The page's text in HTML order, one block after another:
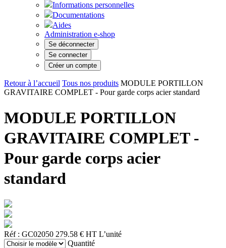
Informations personnelles
Documentations
Aides
Administration e-shop
Se déconnecter
Se connecter
Créer un compte
Retour à l’accueil Tous nos produits MODULE PORTILLON
GRAVITAIRE COMPLET - Pour garde corps acier standard
MODULE PORTILLON
GRAVITAIRE COMPLET -
Pour garde corps acier
standard
Réf : GC02050 279.58 € HT L’unité
Quantité